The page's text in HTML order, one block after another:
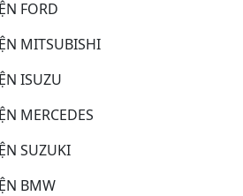
FORD
MITSUBISHI
ISUZU
MERCEDES
SUZUKI
BMW